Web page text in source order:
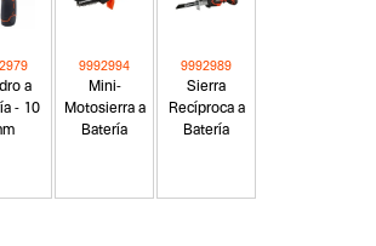
a
- 10
Mini-
Motosierra a
Batería
9992994
Sierra
Recíproca a
Batería
9992989